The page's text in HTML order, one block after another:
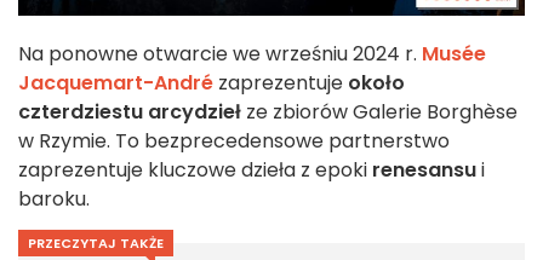
Na ponowne otwarcie we wrześniu 2024 r. Musée
Jacquemart-André zaprezentuje około
czterdziestu arcydzieł ze zbiorów Galerie Borghèse
w Rzymie. To bezprecedensowe partnerstwo
zaprezentuje kluczowe dzieła z epoki renesansui
baroku.
PRZECZYTAJ TAKŻE